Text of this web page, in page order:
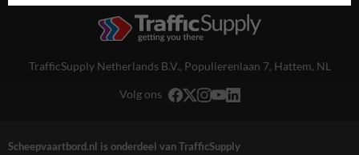
TrafficSupply Netherlands B.V., Populierenlaan 7, Hattem, NL
Volg ons
Scheepvaartbord.nl is onderdeel van TrafficSupply